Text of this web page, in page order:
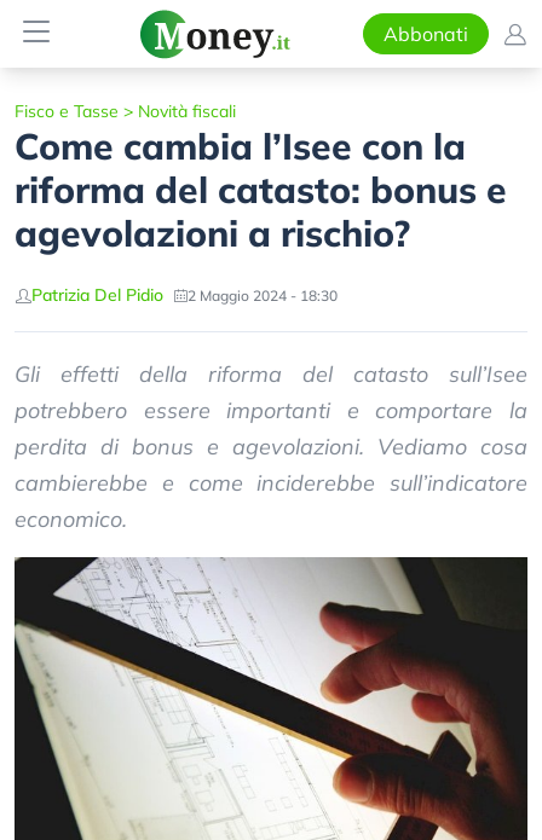
Abbonati
Fisco e Tasse > Novità fiscali
Come cambia l’Isee con la
riforma del catasto: bonus e
agevolazioni a rischio?
Patrizia Del Pidio 2 Maggio 2024 - 18:30
Gli effetti della riforma del catasto sull’Isee
potrebbero essere importanti e comportare la
perdita di bonus e agevolazioni. Vediamo cosa
cambierebbe e come inciderebbe sull’indicatore
economico.